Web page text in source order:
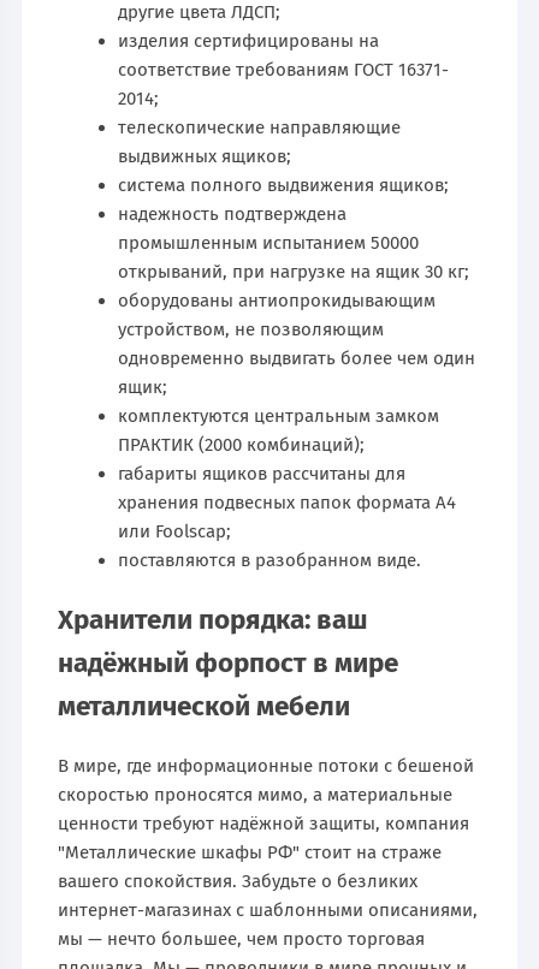
другие цвета ЛДСП;
изделия сертифицированы на
соответствие требованиям ГОСТ 16371-
2014;
телескопические направляющие
выдвижных ящиков;
система полного выдвижения ящиков;
надежность подтверждена
промышленным испытанием 50000
открываний, при нагрузке на ящик 30 кг;
оборудованы антиопрокидывающим
устройством, не позволяющим
одновременно выдвигать более чем один
ящик;
комплектуются центральным замком
ПРАКТИК (2000 комбинаций);
габариты ящиков рассчитаны для
хранения подвесных папок формата А4
или Foolscap;
поставляются в разобранном виде.
Хранители порядка: ваш
надёжный форпост в мире
металлической мебели
В мире, где информационные потоки с бешеной
скоростью проносятся мимо, а материальные
ценности требуют надёжной защиты, компания
"Металлические шкафы РФ" стоит на страже
вашего спокойствия. Забудьте о безликих
интернет-магазинах с шаблонными описаниями,
мы — нечто большее, чем просто торговая